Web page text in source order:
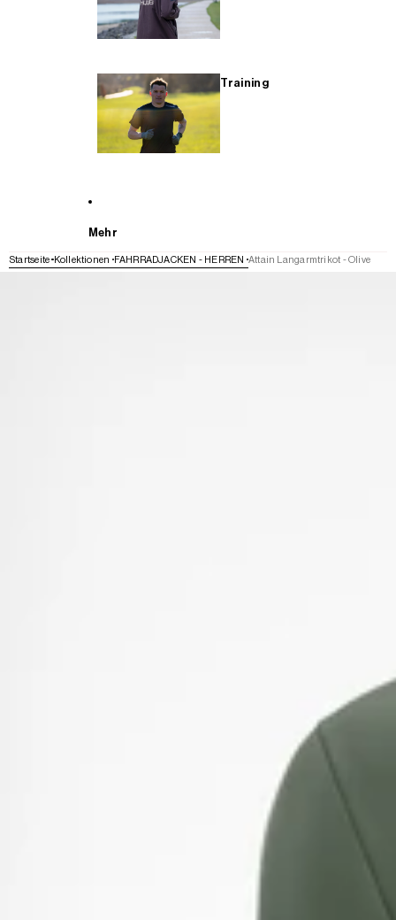
Training
Mehr
Startseite Kollektionen FAHRRADJACKEN - HERREN Attain Langarmtrikot - Olive
WEITER ZU DEN PRODUKTINFORMATIONEN